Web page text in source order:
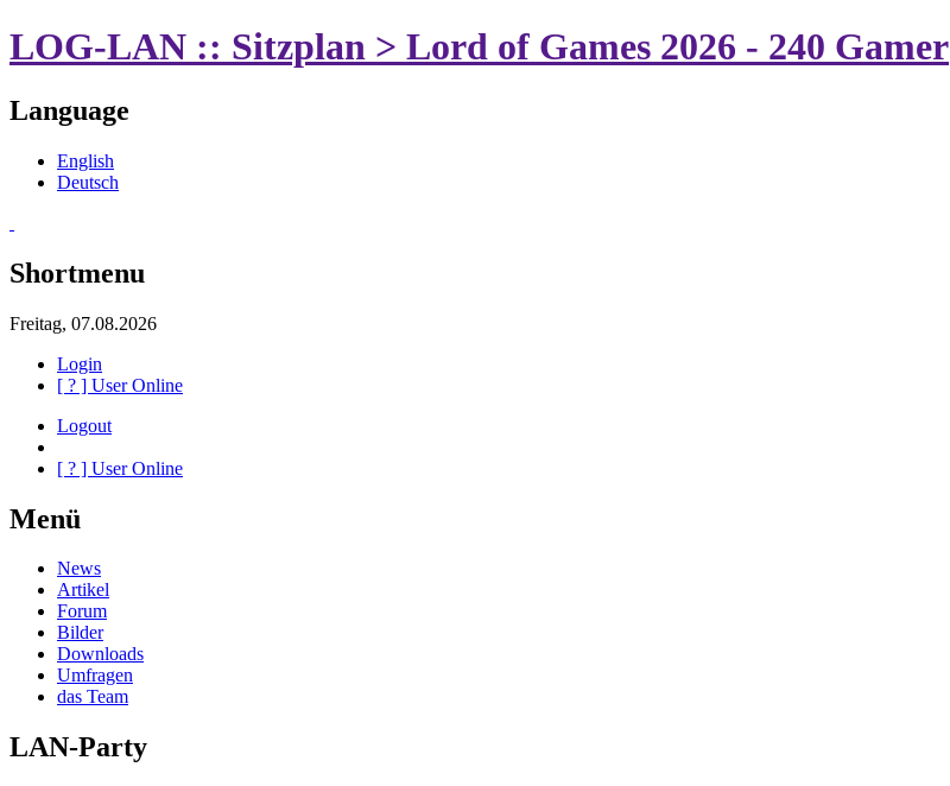
LOG-LAN :: Sitzplan > Lord of Games 2026 - 240 Gamer
Language
English
Deutsch
Shortmenu
Freitag, 07.08.2026
Login
[ ? ] User Online
Logout
[ ? ] User Online
Menü
News
Artikel
Forum
Bilder
Downloads
Umfragen
das Team
LAN-Party